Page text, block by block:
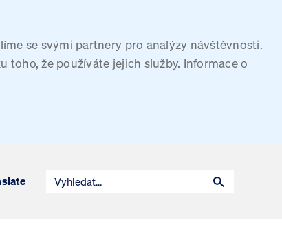
se svými partnery pro analýzy návštěvnosti.
že používáte jejich služby. Informace o